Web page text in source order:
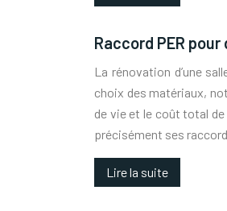
Raccord PER
La rénovation d’une
choix des matériaux,
de vie et le coût total
précisément ses
Lire la suite